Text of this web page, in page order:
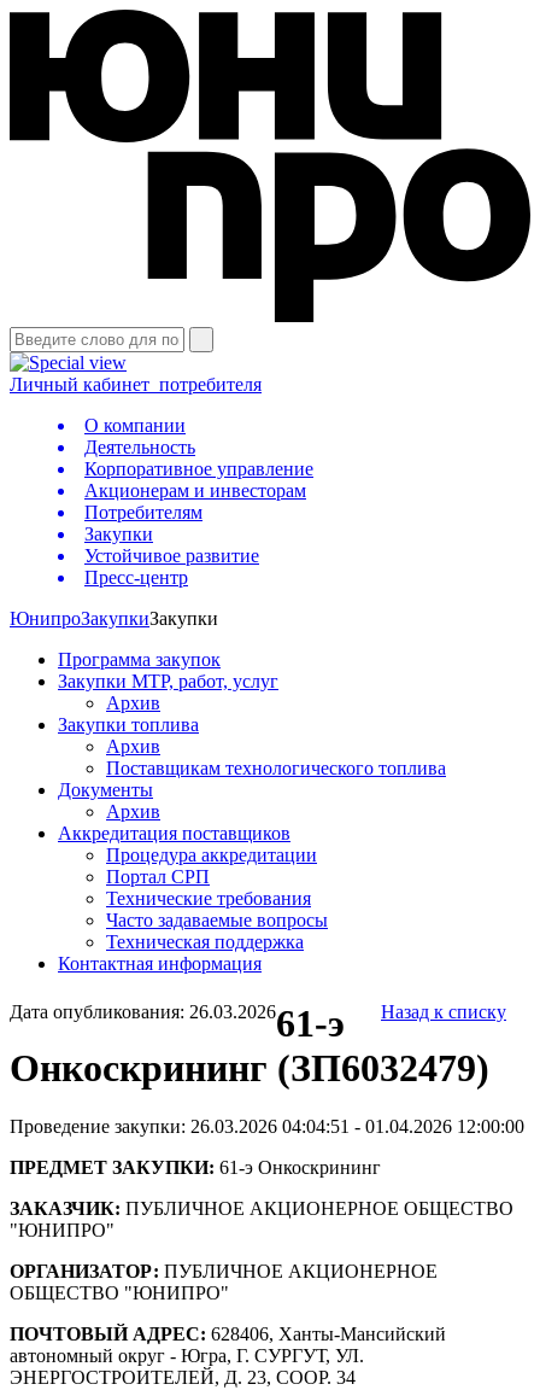
Личный кабинет потребителя
О компании
Деятельность
Корпоративное управление
Акционерам и инвесторам
Потребителям
Закупки
Устойчивое развитие
Пресс-центр
ЮнипроЗакупкиЗакупки
Программа закупок
Закупки МТР, работ, услуг
Архив
Закупки топлива
Архив
Поставщикам технологического топлива
Документы
Архив
Аккредитация поставщиков
Процедура аккредитации
Портал СРП
Технические требования
Часто задаваемые вопросы
Техническая поддержка
Контактная информация
Дата опубликования: 26.03.2026 Назад к списку
61-э
Онкоскрининг (ЗП6032479)
Проведение закупки: 26.03.2026 04:04:51 - 01.04.2026 12:00:00
ПРЕДМЕТ ЗАКУПКИ: 61-э Онкоскрининг
ЗАКАЗЧИК: ПУБЛИЧНОЕ АКЦИОНЕРНОЕ ОБЩЕСТВО
"ЮНИПРО"
ОРГАНИЗАТОР: ПУБЛИЧНОЕ АКЦИОНЕРНОЕ
ОБЩЕСТВО "ЮНИПРО"
ПОЧТОВЫЙ АДРЕС: 628406, Ханты-Мансийский
автономный округ - Югра, Г. СУРГУТ, УЛ.
ЭНЕРГОСТРОИТЕЛЕЙ, Д. 23, СООР. 34